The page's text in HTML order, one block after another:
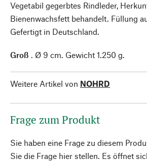
Vegetabil gegerbtes Rindleder,
Bienenwachsfett behandelt. Füllung
Gefertigt in Deutschland.
Groß . Ø 9 cm. Gewicht 1.250 g.
Weitere Artikel von NOHRD
Frage zum Produkt
Sie haben eine Frage zu diesem
Sie die Frage hier stellen. Es öffnet